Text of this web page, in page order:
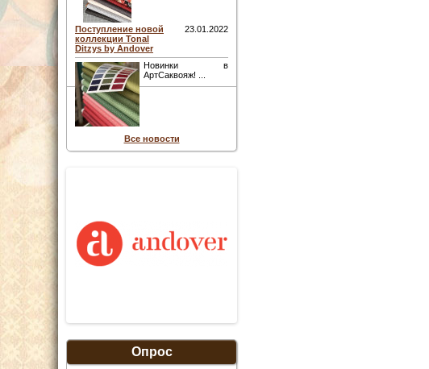
Поступление новой
коллекции Tonal
Ditzys by Andover
23.01.2022
Новинки в
АртСаквояж! ...
Все новости
Опрос